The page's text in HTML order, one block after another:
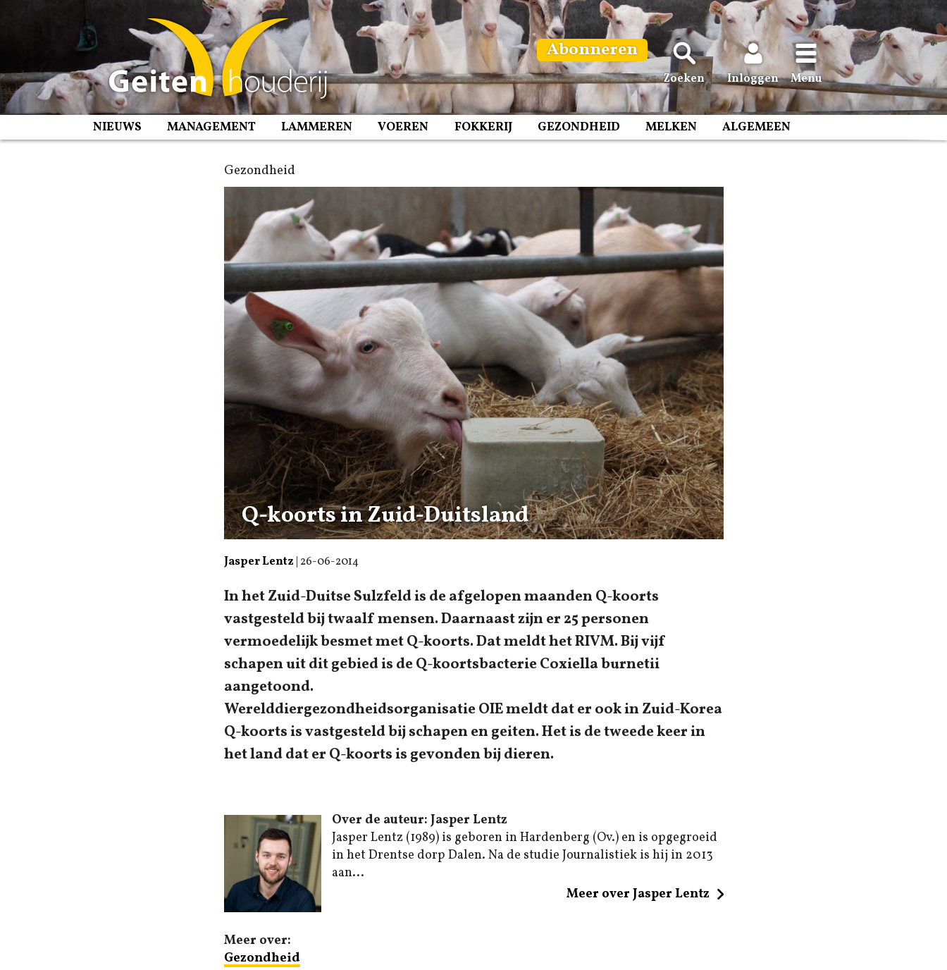
Abonneren
Zoeken Inloggen Menu
NIEUWS MANAGEMENT LAMMEREN VOEREN FOKKERIJ GEZONDHEID MELKEN ALGEMEEN
Gezondheid
Q-koorts in Zuid-Duitsland
Jasper Lentz 26-06-2014
In het Zuid-Duitse Sulzfeld is de afgelopen maanden Q-koorts
vastgesteld bij twaalf mensen. Daarnaast zijn er 25 personen
vermoedelijk besmet met Q-koorts. Dat meldt het RIVM. Bij vijf
schapen uit dit gebied is de Q-koortsbacterie Coxiella burnetii
aangetoond.
Werelddiergezondheidsorganisatie OIE meldt dat er ook in Zuid-Korea
Q-koorts is vastgesteld bij schapen en geiten. Het is de tweede keer in
het land dat er Q-koorts is gevonden bij dieren.
Over de auteur: Jasper Lentz
Jasper Lentz (1989) is geboren in Hardenberg (Ov.) en is opgegroeid
in het Drentse dorp Dalen. Na de studie Journalistiek is hij in 2013
aan...
Meer over Jasper Lentz
Meer over:
Gezondheid